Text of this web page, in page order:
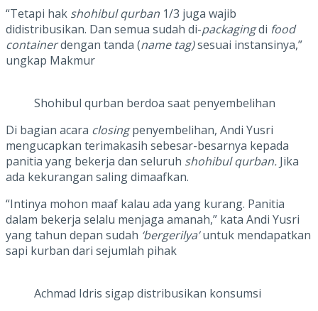
“Tetapi hak shohibul qurban 1/3 juga wajib
didistribusikan. Dan semua sudah di-packagingdi food
containerdengan tanda (name tag)sesuai instansinya,”
ungkap Makmur
Shohibul qurban berdoa saat penyembelihan
Di bagian acara closingpenyembelihan, Andi Yusri
mengucapkan terimakasih sebesar-besarnya kepada
panitia yang bekerja dan seluruh shohibul qurban. Jika
ada kekurangan saling dimaafkan.
“Intinya mohon maaf kalau ada yang kurang. Panitia
dalam bekerja selalu menjaga amanah,” kata Andi Yusri
yang tahun depan sudah ‘bergerilya’untuk mendapatkan
sapi kurban dari sejumlah pihak
Achmad Idris sigap distribusikan konsumsi